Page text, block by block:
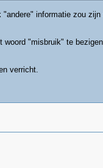
informatie zou zijn
"misbruik" te
verricht.